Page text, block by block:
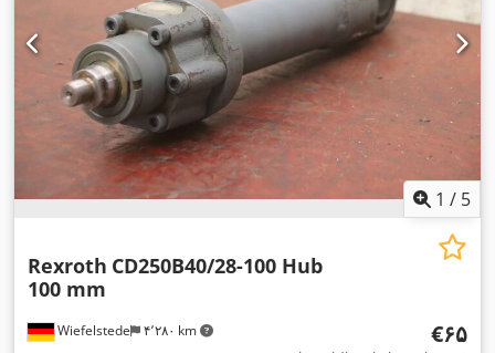
1 / 5
Wiefelstede ۴٬۲۸۰ km
Rexroth CD250B40/28-100 Hub
100 mm
‎€۶۵